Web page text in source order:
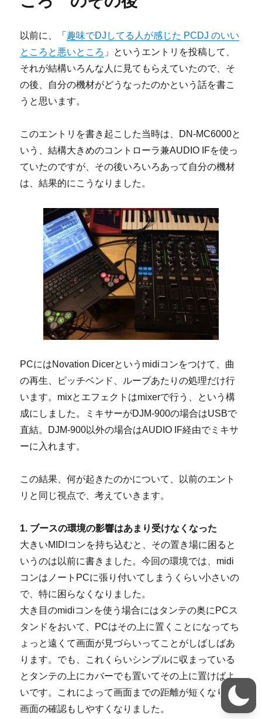
k
用
マ
ピ
ン
グ
た
で
設
定
イ
ル
ば
ら
撒
い
て
み
る
へ
以前に、「 趣味でDJしてる人が感じた PCDJ のいい
ところと悪いところ 」というエントリを投稿して、
それが結構いろんな人に見てもらえていたので、そ
の後、自分の機材がどうなったのかという話を書こ
うと思います。
このエントリを書き起こした当時は、DN-MC6000と
いう、結構大きめのコントローラ兼AUDIO IFを使っ
ていたのですが、その後いろいろあって自分の機材
は、結果的にこうなりました。
PCにはNovation Dicerというmidiコンをつけて、曲
の再生、ピッチベンド、ループあたりの処理だけ行
います。mixとエフェクトはmixerで行う、という構
成にしました。ミキサーがDJM-900の場合はUSBで
直結。DJM-900以外の場合はAUDIO IF経由でミキサ
ーに入れます。
この結果、何が起きたのかについて、以前のエント
リと同じ視点で、考えていきます。
1. ブースの環境の影響はあまり受けなくなった
大きいMIDIコンを持ち込むと、その置き場に困ると
いうのは以前に書きました。今回の環境では、midi
コンはノートPCに張り付いてしまうくらい小さいの
で、特に困らなくなりました。
大き目のmidiコンを使う場合にはタンテの奥にPCス
タンドをおいて、PCはその上に置くことになってち
ょっと遠くて画面が見づらいってことがしばしばあ
ります。でも、これくらいシンプルに収まっている
とタンテの上にカバーでも置いてその上に置けばよ
いです。これによって画面までの距離が短くなり、
画面の確認もしやすくなりました。